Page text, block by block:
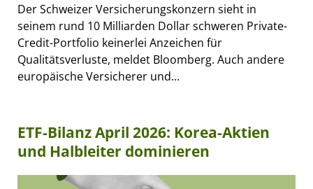
Der Schweizer Versicherungskonzern sieht in
seinem rund 10 Milliarden Dollar schweren Private-
Credit-Portfolio keinerlei Anzeichen für
Qualitätsverluste, meldet Bloomberg. Auch andere
europäische Versicherer und...
ETF-Bilanz April 2026: Korea-Aktien
und Halbleiter dominieren